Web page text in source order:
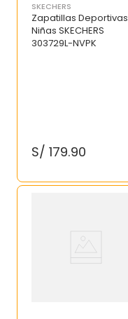
SKECHERS
Zapatillas Deportivas
Niñas SKECHERS
303729L-NVPK
S/ 179.90